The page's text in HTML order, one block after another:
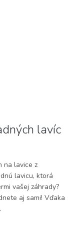
lavíc
na lavice z
lavicu, ktorá
vašej záhrady?
aj sami! Vďaka